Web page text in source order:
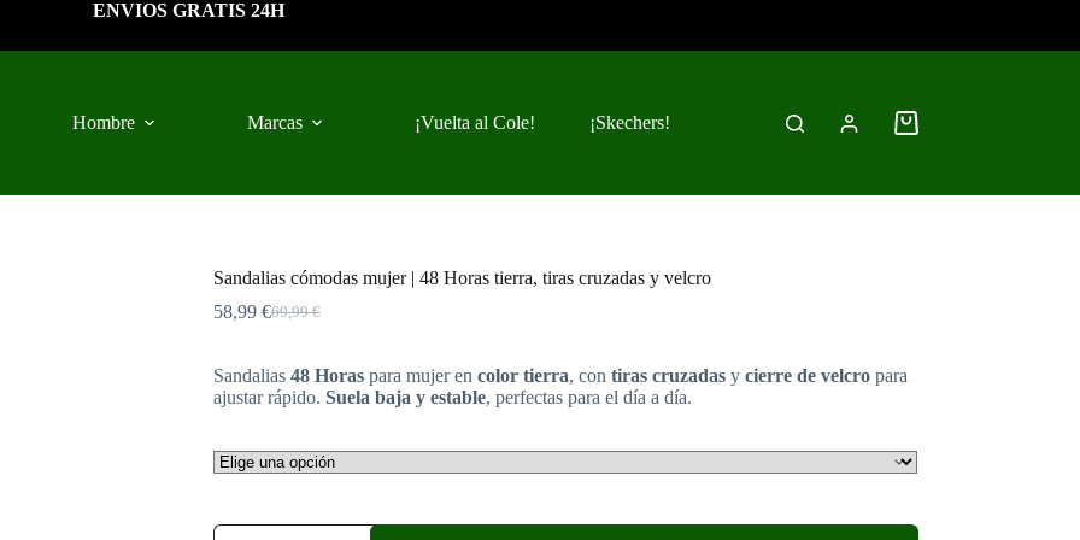
ENVIOS GRATIS 24H
Hombre Marcas ¡Vuelta al Cole! ¡Skechers!
Carro
Sandalias cómodas mujer | 48 Horas tierra, tiras cruzadas y velcro
69,99€
El
original
era:
69,99 €.
58,99 €El
actual
es:
58,99 €.
Sandalias 48 Horaspara mujer en color tierra, con tiras cruzadasy cierre de velcropara
ajustar rápido. Suela baja y estable, perfectas para el día a día.
Sandalias